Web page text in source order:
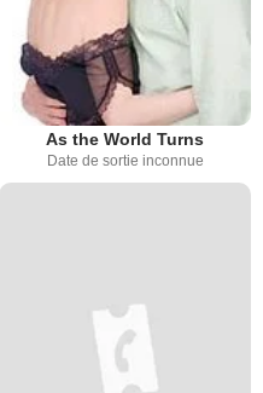
As the World Turns
Date de sortie inconnue